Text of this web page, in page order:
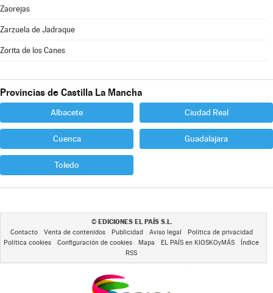
Zaorejas
Zarzuela de Jadraque
Zorita de los Canes
Provincias de Castilla La Mancha
Albacete Ciudad Real
Cuenca Guadalajara
Toledo
© EDICIONES EL PAÍS S.L.
Contacto Venta de contenidos Publicidad Aviso legal
Política de privacidad
Política cookies
Configuración de cookies Mapa EL PAÍS en KIOSKOyMÁS
Índice
RSS